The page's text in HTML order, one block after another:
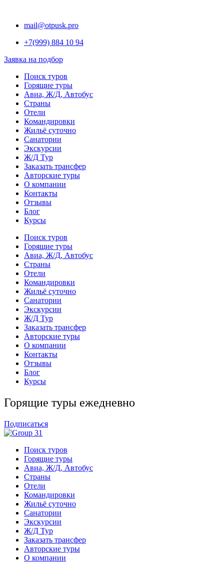
содержимому
mail@otpusk.pro
+7(999) 884 10 94
Заявка на подбор
Поиск туров
Горящие туры
Авиа, Ж/Д, Автобус
Страны
Отели
Командировки
Жильё суточно
Санатории
Экскурсии
Ж/Д Тур
Заказать трансфер
Авторские туры
О компании
Контакты
Отзывы
Блог
Курсы
Поиск туров
Горящие туры
Авиа, Ж/Д, Автобус
Страны
Отели
Командировки
Жильё суточно
Санатории
Экскурсии
Ж/Д Тур
Заказать трансфер
Авторские туры
О компании
Контакты
Отзывы
Блог
Курсы
Горящие туры ежедневно
Подписаться
Поиск туров
Горящие туры
Авиа, Ж/Д, Автобус
Страны
Отели
Командировки
Жильё суточно
Санатории
Экскурсии
Ж/Д Тур
Заказать трансфер
Авторские туры
О компании